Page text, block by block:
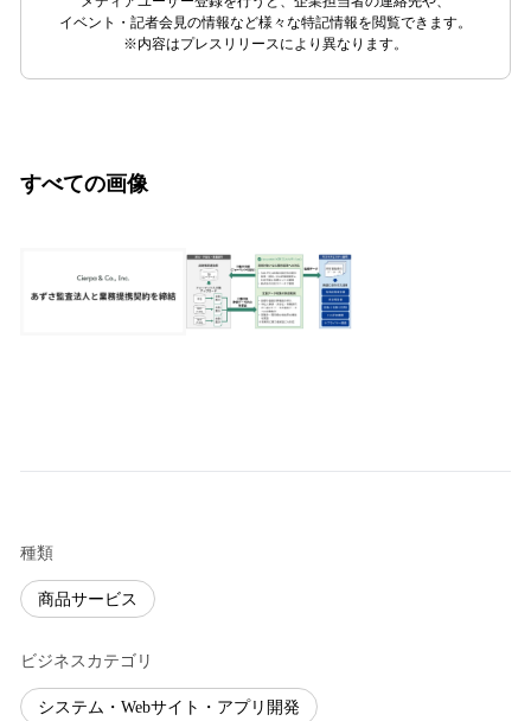
イベント・記者会見の情報など様々な特記情報を閲覧できます。
※内容はプレスリリースにより異なります。
すべての画像
種類
商品サービス
ビジネスカテゴリ
システム・Webサイト・アプリ開発